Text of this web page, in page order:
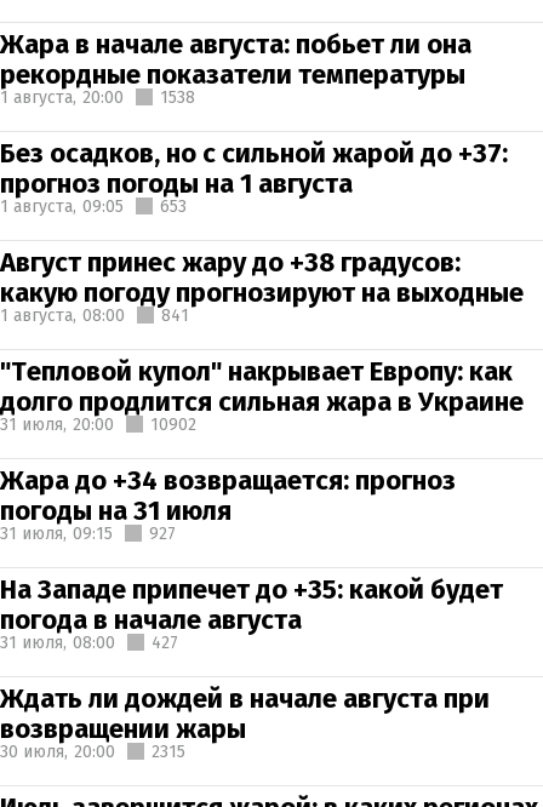
Жара в начале августа: побьет ли она
рекордные показатели температуры
1 августа, 20:00 1538
Без осадков, но с сильной жарой до +37:
прогноз погоды на 1 августа
1 августа, 09:05 653
Август принес жару до +38 градусов:
какую погоду прогнозируют на выходные
1 августа, 08:00 841
"Тепловой купол" накрывает Европу: как
долго продлится сильная жара в Украине
31 июля, 20:00 10902
Жара до +34 возвращается: прогноз
погоды на 31 июля
31 июля, 09:15 927
На Западе припечет до +35: какой будет
погода в начале августа
31 июля, 08:00 427
Ждать ли дождей в начале августа при
возвращении жары
30 июля, 20:00 2315